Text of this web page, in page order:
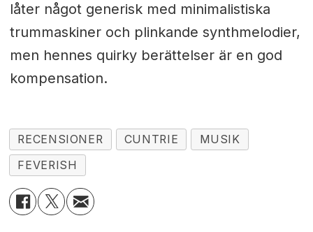
låter något generisk med minimalistiska
trummaskiner och plinkande synthmelodier,
men hennes quirky berättelser är en god
kompensation.
RECENSIONER CUNTRIE
MUSIK
FEVERISH